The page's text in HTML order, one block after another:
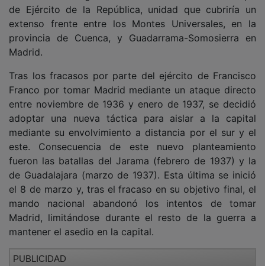
extenso frente entre los Montes Universales, en la
provincia de Cuenca, y Guadarrama-Somosierra en
Madrid.
Tras los fracasos por parte del ejército de Francisco
Franco por tomar Madrid mediante un ataque directo
entre noviembre de 1936 y enero de 1937, se decidió
adoptar una nueva táctica para aislar a la capital
mediante su envolvimiento a distancia por el sur y el
este. Consecuencia de este nuevo planteamiento
fueron las batallas del Jarama (febrero de 1937) y la
de Guadalajara (marzo de 1937). Esta última se inició
el 8 de marzo y, tras el fracaso en su objetivo final, el
mando nacional abandonó los intentos de tomar
Madrid, limitándose durante el resto de la guerra a
mantener el asedio en la capital.